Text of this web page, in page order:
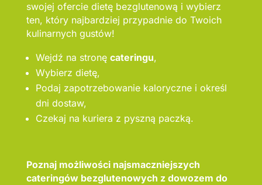
swojej ofercie dietę bezglutenową i wybierz
ten, który najbardziej przypadnie do Twoich
kulinarnych gustów!
Wejdź na stronę cateringu,
Wybierz dietę,
Podaj zapotrzebowanie kaloryczne i określ
dni dostaw,
Czekaj na kuriera z pyszną paczką.
Poznaj możliwości najsmaczniejszych
cateringów bezglutenowych z dowozem do